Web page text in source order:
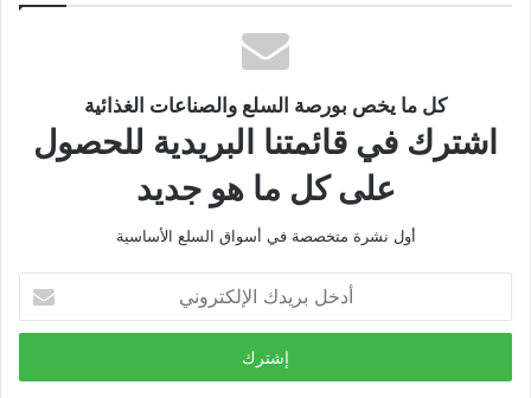
كل ما يخص بورصة السلع والصناعات الغذائية
اشترك في قائمتنا البريدية للحصول
على كل ما هو جديد
أول نشرة متخصصة في أسواق السلع الأساسية
خ
ب